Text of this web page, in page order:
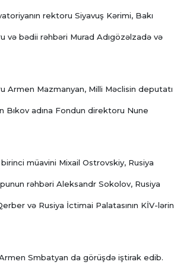
rektoru Siyavuş Kərimi, Bakı
və bədii rəhbəri Murad Adıgözəlzadə və
Mazmanyan, Milli Məclisin deputatı
Bıkov adına Fondun direktoru Nune
müavini Mixail Ostrovskiy, Rusiya
rəhbəri Aleksandr Sokolov, Rusiya
və Rusiya İctimai Palatasının KİV-lərin
Smbatyan da görüşdə iştirak edib.